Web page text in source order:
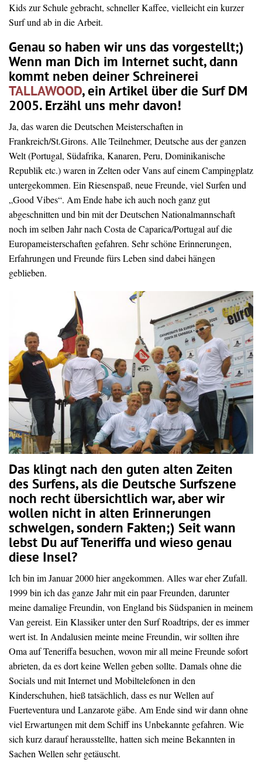
Kids zur Schule gebracht, schneller Kaffee, vielleicht ein kurzer
Surf und ab in die Arbeit.
Genau so haben wir uns das vorgestellt;)
Wenn man Dich im Internet sucht, dann
kommt neben deiner Schreinerei
TALLAWOOD, ein Artikel über die Surf DM
2005. Erzähl uns mehr davon!
Ja, das waren die Deutschen Meisterschaften in
Frankreich/St.Girons. Alle Teilnehmer, Deutsche aus der ganzen
Welt (Portugal, Südafrika, Kanaren, Peru, Dominikanische
Republik etc.) waren in Zelten oder Vans auf einem Campingplatz
untergekommen. Ein Riesenspaß, neue Freunde, viel Surfen und
„Good Vibes“. Am Ende habe ich auch noch ganz gut
abgeschnitten und bin mit der Deutschen Nationalmannschaft
noch im selben Jahr nach Costa de Caparica/Portugal auf die
Europameisterschaften gefahren. Sehr schöne Erinnerungen,
Erfahrungen und Freunde fürs Leben sind dabei hängen
geblieben.
Das klingt nach den guten alten Zeiten
des Surfens, als die Deutsche Surfszene
noch recht übersichtlich war, aber wir
wollen nicht in alten Erinnerungen
schwelgen, sondern Fakten;) Seit wann
lebst Du auf Teneriffa und wieso genau
diese Insel?
Ich bin im Januar 2000 hier angekommen. Alles war eher Zufall.
1999 bin ich das ganze Jahr mit ein paar Freunden, darunter
meine damalige Freundin, von England bis Südspanien in meinem
Van gereist. Ein Klassiker unter den Surf Roadtrips, der es immer
wert ist. In Andalusien meinte meine Freundin, wir sollten ihre
Oma auf Teneriffa besuchen, wovon mir all meine Freunde sofort
abrieten, da es dort keine Wellen geben sollte. Damals ohne die
Socials und mit Internet und Mobiltelefonen in den
Kinderschuhen, hieß tatsächlich, dass es nur Wellen auf
Fuerteventura und Lanzarote gäbe. Am Ende sind wir dann ohne
viel Erwartungen mit dem Schiff ins Unbekannte gefahren. Wie
sich kurz darauf herausstellte, hatten sich meine Bekannten in
Sachen Wellen sehr getäuscht.